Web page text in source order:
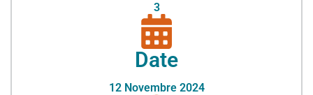
3
Date
12 Novembre 2024